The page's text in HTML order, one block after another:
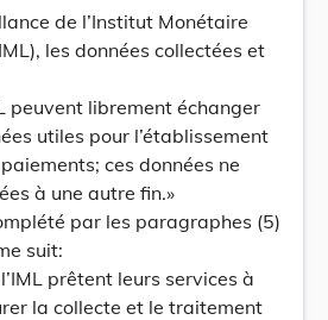
de l’Institut Monétaire
les données collectées et
peuvent librement échanger
utiles pour l’établissement
ces données ne
à une autre fin.»
par les paragraphes (5)
suit:
prêtent leurs services à
la collecte et le traitement